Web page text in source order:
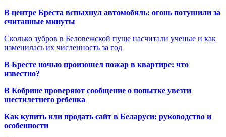
В центре Бреста вспыхнул автомобиль: огонь потушили за
считанные минуты
Сколько зубров в Беловежской пуще насчитали ученые и как
изменилась их численность за год
В Бресте ночью произошел пожар в квартире: что
известно?
В Кобрине проверяют сообщение о попытке увезти
шестилетнего ребенка
Как купить или продать сайт в Беларуси: руководство и
особенности